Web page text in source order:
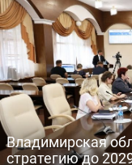
Владимирская
стратегию до